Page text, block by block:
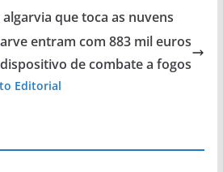
que toca as nuvens
entram com 883 mil euros
de combate a fogos
Editorial